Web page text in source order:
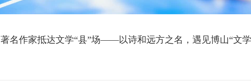
著名作家抵达文学“县”场——以诗和远方之名，遇见博山“文